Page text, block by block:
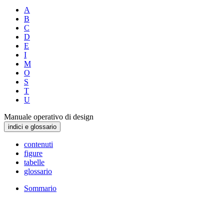
A
B
C
D
E
I
M
O
S
T
U
Manuale operativo di design
indici e glossario
contenuti
figure
tabelle
glossario
Sommario